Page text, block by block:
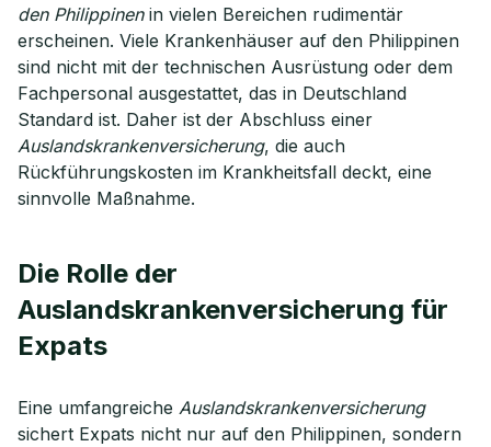
den Philippinenin vielen Bereichen rudimentär
erscheinen. Viele Krankenhäuser auf den Philippinen
sind nicht mit der technischen Ausrüstung oder dem
Fachpersonal ausgestattet, das in Deutschland
Standard ist. Daher ist der Abschluss einer
Auslandskrankenversicherung, die auch
Rückführungskosten im Krankheitsfall deckt, eine
sinnvolle Maßnahme.
Die Rolle der
Auslandskrankenversicherung für
Expats
Eine umfangreiche Auslandskrankenversicherung
sichert Expats nicht nur auf den Philippinen, sondern